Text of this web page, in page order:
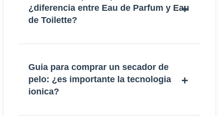
¿diferencia entre Eau de Parfum y Eau
de Toilette?
Guia para comprar un secador de
pelo: ¿es importante la tecnologia
ionica?